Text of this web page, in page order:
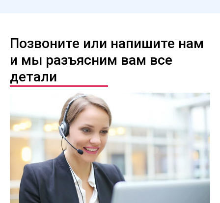
Позвоните или напишите нам
и мы разъясним вам все
детали